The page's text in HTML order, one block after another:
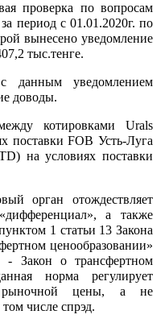
проверка по вопросам
период с 01.01.2020г. по
вынесено уведомление
тыс.тенге.
данным уведомлением
доводы.
котировками Urals
поставки FOB Усть-Луга
на условиях поставки
орган отождествляет
а также
1 статьи 13 Закона
ценообразовании»
Закон о трансфертном
норма регулирует
рыночной цены, а не
числе спрэд.